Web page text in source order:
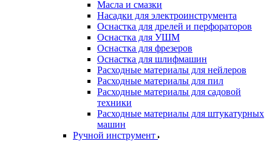
Масла и смазки
Насадки для электроинструмента
Оснастка для дрелей и перфораторов
Оснастка для УШМ
Оснастка для фрезеров
Оснастка для шлифмашин
Расходные материалы для нейлеров
Расходные материалы для пил
Расходные материалы для садовой
техники
Расходные материалы для штукатурных
машин
Ручной инструмент